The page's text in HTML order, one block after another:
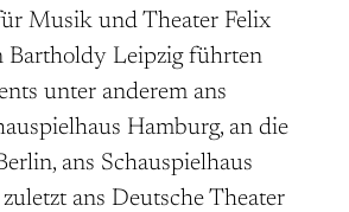
Musik und Theater Felix
Bartholdy Leipzig führten
unter anderem ans
Hamburg, an die
ans Schauspielhaus
ans Deutsche Theater